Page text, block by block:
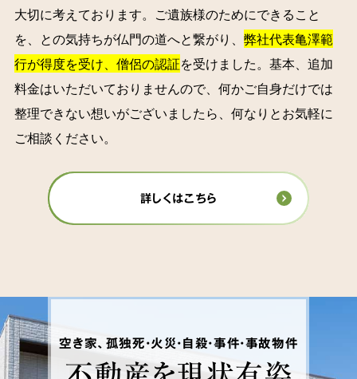
大切に考えております。ご遺族様のためにできること
を、との気持ちが仏門の道へと繋がり、 弊社代表亀澤範
行が得度を受け、僧侶の認証を受けました。基本、追加
料金はいただいておりませんので、何かご自身だけでは
整理できない想いがございましたら、何なりとお気軽に
ご相談ください。
詳しくはこちら
空き家、孤独死・火災・自殺・事件・事故物件